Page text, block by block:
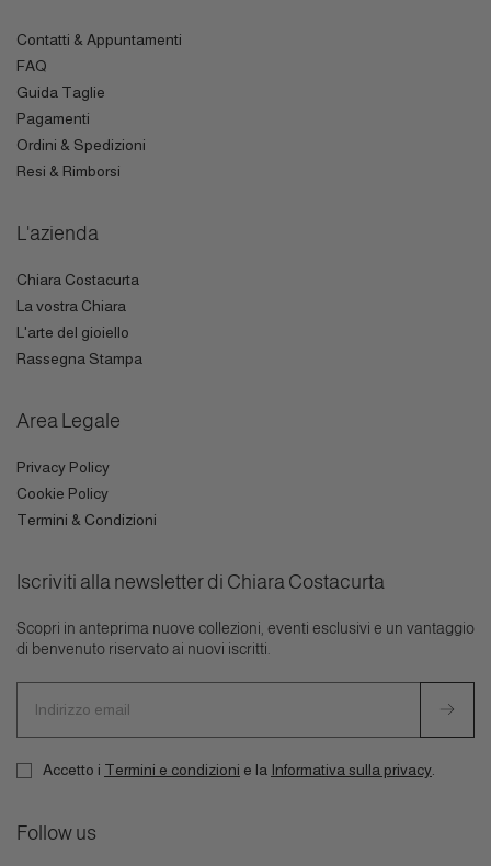
Contatti & Appuntamenti
FAQ
Guida Taglie
Pagamenti
Ordini & Spedizioni
Resi & Rimborsi
L'azienda
Chiara Costacurta
La vostra Chiara
L'arte del gioiello
Rassegna Stampa
Area Legale
Privacy Policy
Cookie Policy
Termini & Condizioni
Iscriviti alla newsletter di Chiara Costacurta
Scopri in anteprima nuove collezioni, eventi esclusivi e un vantaggio
di benvenuto riservato ai nuovi iscritti.
email
Accetto i Termini e condizioni e la Informativa sulla privacy
Follow us